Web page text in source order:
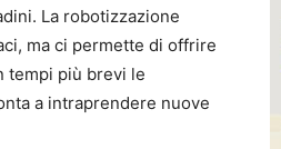
La robotizzazione
ma ci permette di offrire
tempi più brevi le
a intraprendere nuove